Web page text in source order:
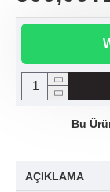
Bu
AÇIKLAMA